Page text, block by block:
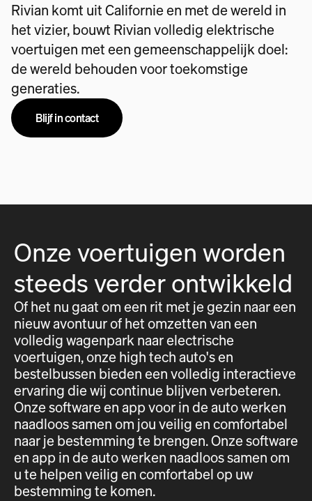
Rivian komt uit Californie en met de wereld in
het vizier, bouwt Rivian volledig elektrische
voertuigen met een gemeenschappelijk doel:
de wereld behouden voor toekomstige
generaties.
Blijf in contact
Onze voertuigen worden
steeds verder ontwikkeld
Of het nu gaat om een rit met je gezin naar een
nieuw avontuur of het omzetten van een
volledig wagenpark naar electrische
voertuigen, onze high tech auto's en
bestelbussen bieden een volledig interactieve
ervaring die wij continue blijven verbeteren.
Onze software en app voor in de auto werken
naadloos samen om jou veilig en comfortabel
naar je bestemming te brengen. Onze software
en app in de auto werken naadloos samen om
u te helpen veilig en comfortabel op uw
bestemming te komen.